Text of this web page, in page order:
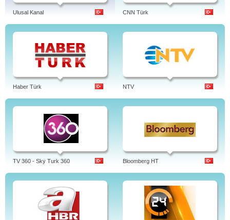
Ulusal Kanal CNN Türk
Haber Türk NTV
TV 360 - Sky Turk 360 Bloomberg HT